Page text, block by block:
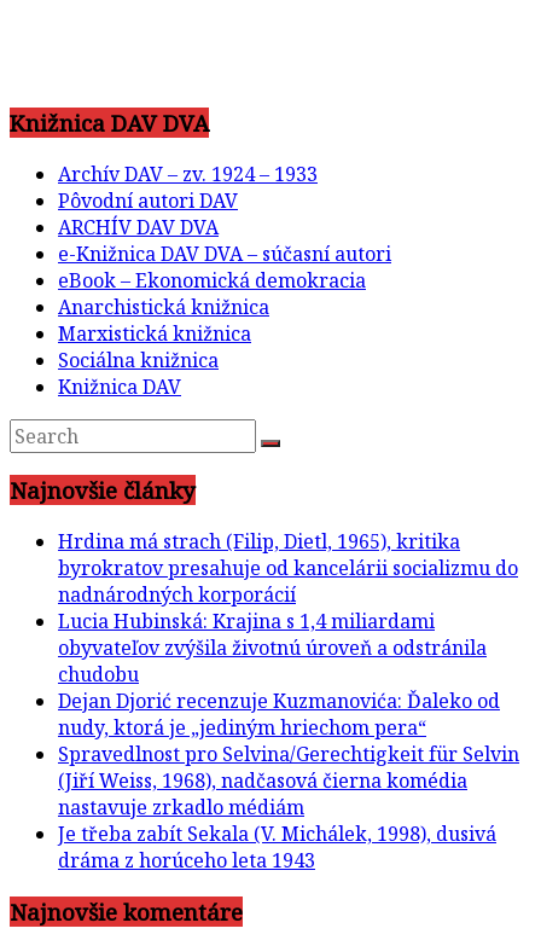
Knižnica DAV DVA
Archív DAV – zv. 1924 – 1933
Pôvodní autori DAV
ARCHÍV DAV DVA
e-Knižnica DAV DVA – súčasní autori
eBook – Ekonomická demokracia
Anarchistická knižnica
Marxistická knižnica
Sociálna knižnica
Knižnica DAV
Najnovšie články
Hrdina má strach (Filip, Dietl, 1965), kritika
byrokratov presahuje od kancelárii socializmu do
nadnárodných korporácií
Lucia Hubinská: Krajina s 1,4 miliardami
obyvateľov zvýšila životnú úroveň a odstránila
chudobu
Dejan Djorić recenzuje Kuzmanovića: Ďaleko od
nudy, ktorá je „jediným hriechom pera“
Spravedlnost pro Selvina/Gerechtigkeit für Selvin
(Jiří Weiss, 1968), nadčasová čierna komédia
nastavuje zrkadlo médiám
Je třeba zabít Sekala (V. Michálek, 1998), dusivá
dráma z horúceho leta 1943
Najnovšie komentáre